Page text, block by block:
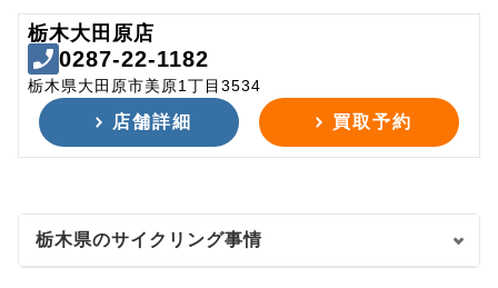
栃木大田原店
0287-22-1182
栃木県大田原市美原1丁目3534
店舗詳細 買取予約
栃木県のサイクリング事情